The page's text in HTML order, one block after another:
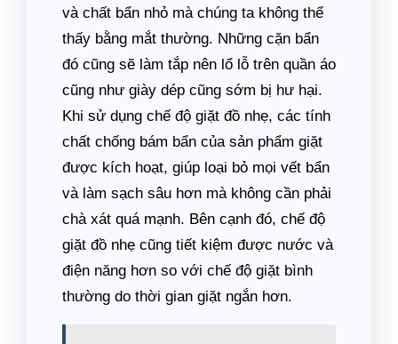
và chất bẩn nhỏ mà chúng ta không thể
thấy bằng mắt thường. Những cặn bẩn
đó cũng sẽ làm tắp nên lổ lỗ trên quần áo
cũng như giày dép cũng sớm bị hư hại.
Khi sử dụng chế độ giặt đồ nhẹ, các tính
chất chống bám bẩn của sản phẩm giặt
được kích hoạt, giúp loại bỏ mọi vết bẩn
và làm sạch sâu hơn mà không cần phải
chà xát quá mạnh. Bên cạnh đó, chế độ
giặt đồ nhẹ cũng tiết kiệm được nước và
điện năng hơn so với chế độ giặt bình
thường do thời gian giặt ngắn hơn.